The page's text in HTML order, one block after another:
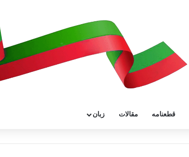
قطعنامه مقالات زبان